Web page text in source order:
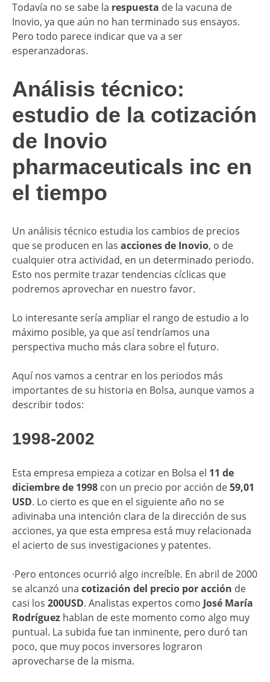
Todavía no se sabe la respuesta de la vacuna de
Inovio, ya que aún no han terminado sus ensayos.
Pero todo parece indicar que va a ser
esperanzadoras.
Análisis técnico:
estudio de la cotización
de Inovio
pharmaceuticals inc en
el tiempo
Un análisis técnico estudia los cambios de precios
que se producen en las acciones de Inovio, o de
cualquier otra actividad, en un determinado periodo.
Esto nos permite trazar tendencias cíclicas que
podremos aprovechar en nuestro favor.
Lo interesante sería ampliar el rango de estudio a lo
máximo posible, ya que así tendríamos una
perspectiva mucho más clara sobre el futuro.
Aquí nos vamos a centrar en los periodos más
importantes de su historia en Bolsa, aunque vamos a
describir todos:
1998-2002
Esta empresa empieza a cotizar en Bolsa el 11 de
diciembre de 1998 con un precio por acción de59,01
USD. Lo cierto es que en el siguiente año no se
adivinaba una intención clara de la dirección de sus
acciones, ya que esta empresa está muy relacionada
el acierto de sus investigaciones y patentes.
·Pero entonces ocurrió algo increíble. En abril de 2000
se alcanzó una cotización del precio por acción de
casi los 200USD. Analistas expertos como José María
Rodríguez hablan de este momento como algo muy
puntual. La subida fue tan inminente, pero duró tan
poco, que muy pocos inversores lograron
aprovecharse de la misma.